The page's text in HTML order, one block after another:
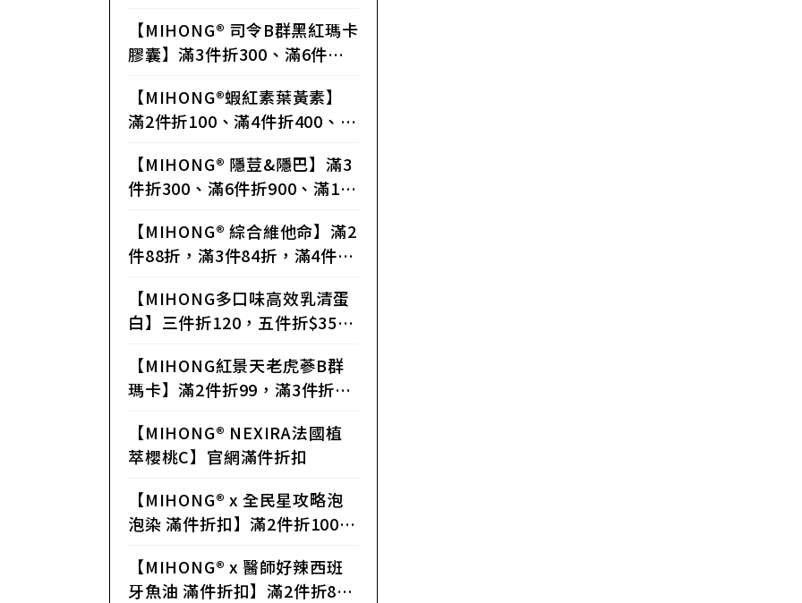
00
【MIHONG® 司令B群黑紅瑪卡
膠囊】滿3件折300、滿6件折9
折4200
【MIHONG®蝦紅素葉黃素】
滿2件折100、滿4件折400、滿
【MIHONG® 隱荳&隱巴】滿3
件折300、滿6件折900、滿10
【MIHONG® 綜合維他命】滿2
件88折，滿3件84折，滿4件81
滿25件68折
【MIHONG多口味高效乳清蛋
白】三件折120，五件折$35
20，二十四件折$2880
【MIHONG紅景天老虎蔘B群
瑪卡】滿2件折99，滿3件折19
5，滿8件折800，滿15件折18
00，滿25件折3250
【MIHONG® NEXIRA法國植
萃櫻桃C】官網滿件折扣
【MIHONG® x 全民星攻略泡
泡染 滿件折扣】滿2件折100，
8件折800，滿12件折1320
【MIHONG® x 醫師好辣西班
牙魚油 滿件折扣】滿2件折8